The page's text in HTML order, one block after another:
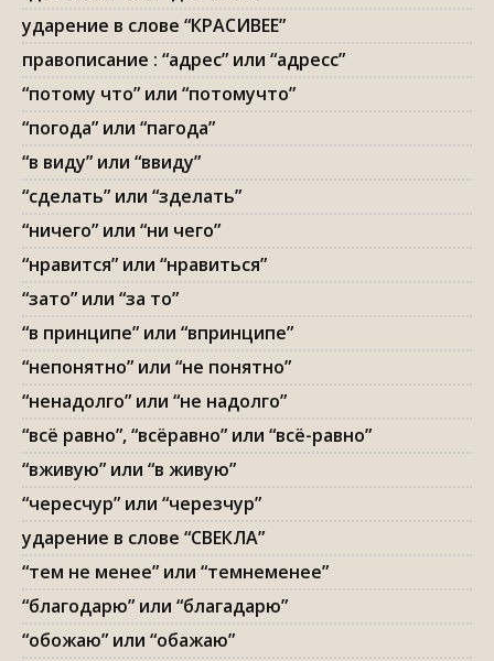
ударение в слове “КРАСИВЕЕ”
правописание : “адрес” или “адресс”
“потому что” или “потомучто”
“погода” или “пагода”
“в виду” или “ввиду”
“сделать” или “зделать”
“ничего” или “ни чего”
“нравится” или “нравиться”
“зато” или “за то”
“в принципе” или “впринципе”
“непонятно” или “не понятно”
“ненадолго” или “не надолго”
“всё равно”, “всёравно” или “всё-равно”
“вживую” или “в живую”
“чересчур” или “черезчур”
ударение в слове “СВЕКЛА”
“тем не менее” или “темнеменее”
“благодарю” или “благадарю”
“обожаю” или “обажаю”